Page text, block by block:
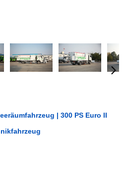
| 300 PS Euro II